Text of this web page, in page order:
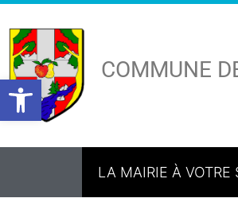
Ouvrir la barre d’outils
COMMUNE
LA MAIRIE À VOTRE